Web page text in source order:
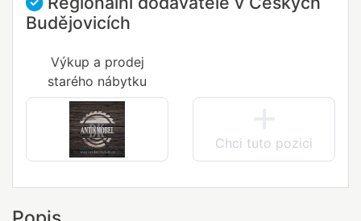
Budějovicích
Výkup a prodej
starého nábytku
Chci tuto pozici